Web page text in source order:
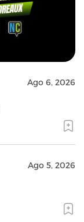
Ago 6, 2026
Ago 5, 2026